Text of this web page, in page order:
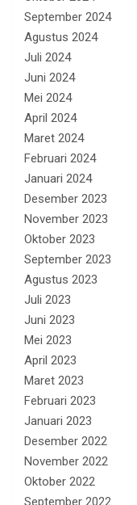
September 2024
Agustus 2024
Juli 2024
Juni 2024
Mei 2024
April 2024
Maret 2024
Februari 2024
Januari 2024
Desember 2023
November 2023
Oktober 2023
September 2023
Agustus 2023
Juli 2023
Juni 2023
Mei 2023
April 2023
Maret 2023
Februari 2023
Januari 2023
Desember 2022
November 2022
Oktober 2022
September 2022